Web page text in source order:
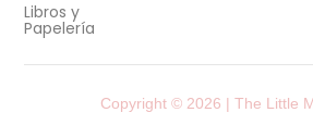
Libros y
Papelería
Copyright © 2026 | The Little